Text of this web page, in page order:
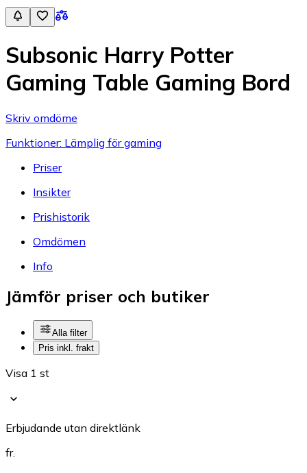
Subsonic Harry Potter
Gaming Table Gaming Bord
Skriv omdöme
Funktioner: Lämplig för gaming
Priser
Insikter
Prishistorik
Omdömen
Info
Jämför priser och butiker
Alla filter
Pris inkl. frakt
Visa 1 st
Erbjudande utan direktlänk
fr.